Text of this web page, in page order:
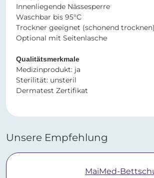
Innenliegende Nässesperre
Waschbar bis 95°C
Trockner geeignet (schonend trocknen)
Optional mit Seitenlasche
Qualitätsmerkmale
Medizinprodukt: ja
Sterilität: unsteril
Dermatest Zertifikat
Unsere Empfehlung
MaiMed-